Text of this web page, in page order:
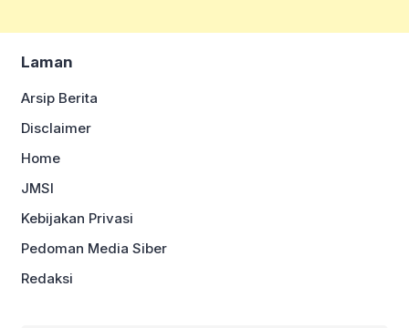
Laman
Arsip Berita
Disclaimer
Home
JMSI
Kebijakan Privasi
Pedoman Media Siber
Redaksi